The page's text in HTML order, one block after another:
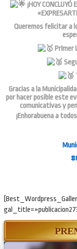
¡HOY CONCLUYÓ
Queremos felicitar a
Primer
Gracias a la
por hacer posible este
comunicativas y
¡Enhorabuena a